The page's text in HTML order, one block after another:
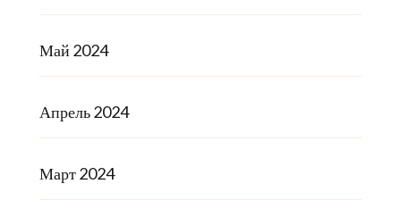
Май 2024
Апрель 2024
Март 2024